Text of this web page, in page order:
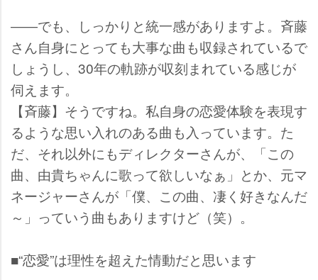
――でも、しっかりと統一感がありますよ。斉藤
さん自身にとっても大事な曲も収録されているで
しょうし、30年の軌跡が収刻まれている感じが
伺えます。
【斉藤】そうですね。私自身の恋愛体験を表現す
るような思い入れのある曲も入っています。た
だ、それ以外にもディレクターさんが、「この
曲、由貴ちゃんに歌って欲しいなぁ」とか、元マ
ネージャーさんが「僕、この曲、凄く好きなんだ
～」っていう曲もありますけど（笑）。
■“恋愛”は理性を超えた情動だと思います